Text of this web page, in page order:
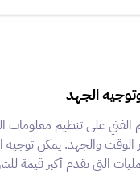
وتوجيه الجهد
الفني على تنظيم معلومات
الوقت والجهد. يمكن توجيه
التي تقدم أكبر قيمة